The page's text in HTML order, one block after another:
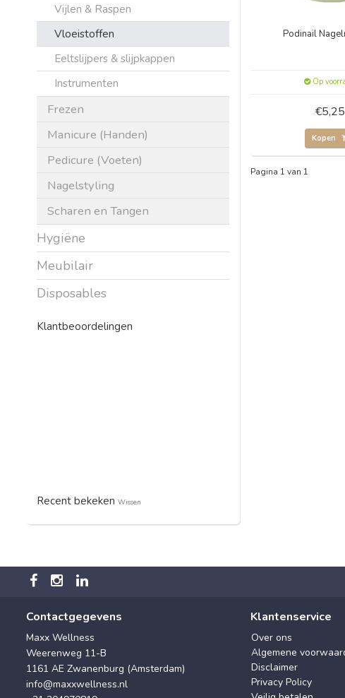
Vijlen & Raspen
Vloeistoffen
Eeltslijpers & slijpkappen
Instrumenten
Frezen
Manicure (Handen)
Pedicure (Voeten)
Nagelstyling
Scharen en Tangen
Hygiëne
Meubilair
Disposables
Klantbeoordelingen
Recent bekeken Wissen
Podinail
Op
€5,25
Kopen
Pagina 1 van 1
Contactgegevens
Maxx Wellness
Weerenweg 11-B
1161 AE Zwanenburg (Amsterdam)
info@maxxwellness.nl
Klantenservice
Over ons
Algemene
Disclaimer
Privacy Policy